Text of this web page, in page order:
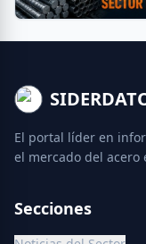
El portal líder en
el mercado del acero
Secciones